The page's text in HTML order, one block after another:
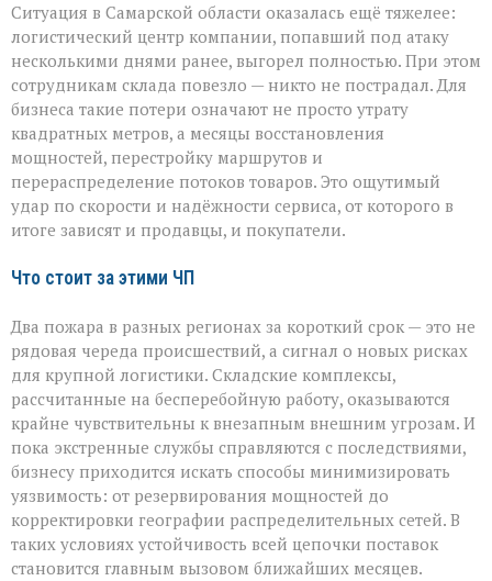
Ситуация в Самарской области оказалась ещё тяжелее:
логистический центр компании, попавший под атаку
несколькими днями ранее, выгорел полностью. При этом
сотрудникам склада повезло — никто не пострадал. Для
бизнеса такие потери означают не просто утрату
квадратных метров, а месяцы восстановления
мощностей, перестройку маршрутов и
перераспределение потоков товаров. Это ощутимый
удар по скорости и надёжности сервиса, от которого в
итоге зависят и продавцы, и покупатели.
Что стоит за этими ЧП
Два пожара в разных регионах за короткий срок — это не
рядовая череда происшествий, а сигнал о новых рисках
для крупной логистики. Складские комплексы,
рассчитанные на бесперебойную работу, оказываются
крайне чувствительны к внезапным внешним угрозам. И
пока экстренные службы справляются с последствиями,
бизнесу приходится искать способы минимизировать
уязвимость: от резервирования мощностей до
корректировки географии распределительных сетей. В
таких условиях устойчивость всей цепочки поставок
становится главным вызовом ближайших месяцев.